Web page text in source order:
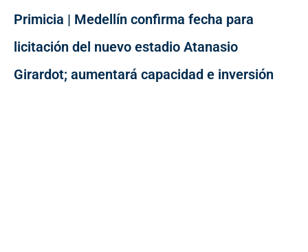
Primicia | Medellín confirma fecha para
licitación del nuevo estadio Atanasio
Girardot; aumentará capacidad e inversión